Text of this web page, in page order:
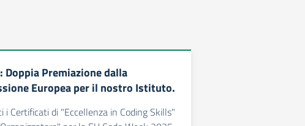
Doppia Premiazione dalla
Europea per il nostro Istituto.
i Certificati di "Eccellenza in Coding Skills"